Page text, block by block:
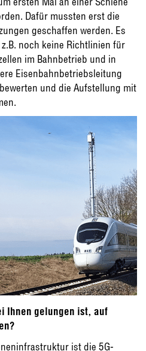
Dafür mussten erst die
geschaffen werden. Es
noch keine Richtlinien für
im Bahnbetrieb und in
Eisenbahnbetriebsleitung
und die Aufstellung mit
Ihnen gelungen ist, auf
ist die 5G-